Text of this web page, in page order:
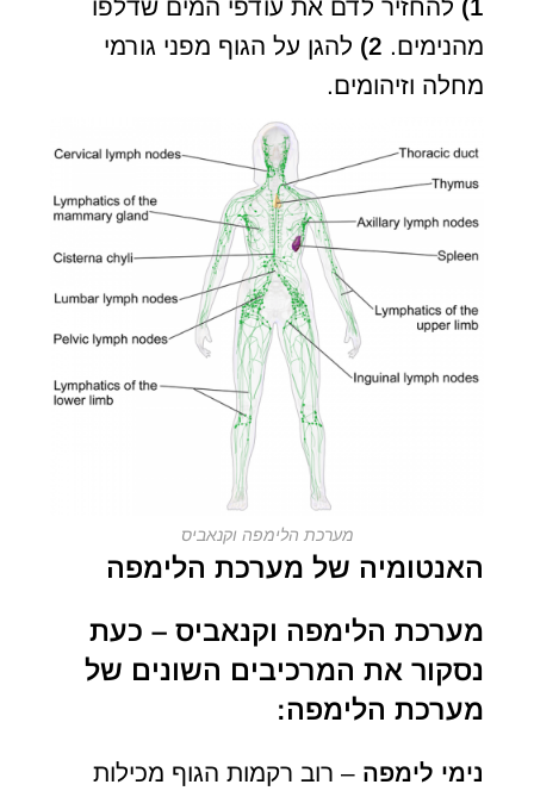
1)
להחזיר לדם את עודפי המים שדלפו
מהנימים.
להגן על הגוף מפני גורמי
מחלה וזיהומים.
מערכת הלימפה וקנאביס
האנטומיה של מערכת הלימפה
מערכת הלימפה וקנאביס – כעת
נסקור את המרכיבים השונים של
מערכת הלימפה:
נימי לימפה – רוב רקמות הגוף מכילות